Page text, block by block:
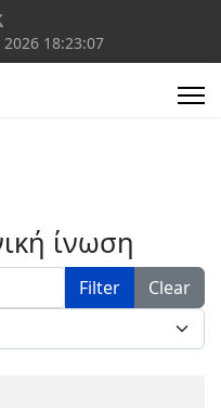
18:23:07
ίνωση
Filter
Clear